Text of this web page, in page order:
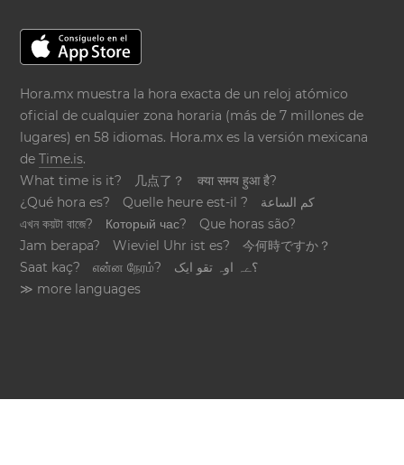
Hora.mx muestra la hora exacta de un reloj atómico
oficial de cualquier zona horaria (más de 7 millones de
lugares) en 58 idiomas. Hora.mx es la versión mexicana
deTime.is.
What time is it?
几点了？
क्या समय हुआ है?
¿Qué hora es?
Quelle heure est-il ?
كم الساعة
এখন কয়টা বাজে?
Который час?
Que horas são?
Jam berapa?
Wieviel Uhr ist es?
今何時ですか？
Saat kaç?
என்ன நேரம்?
؟ےہ اوہ تقو ایک
≫ more languages